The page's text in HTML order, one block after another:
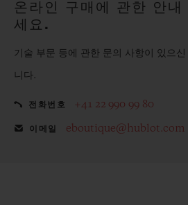
온라인 구매에 관한 안내
세요.
기술 부문 등에 관한 문의 사항이 있으
니다.
전화번호 +41 22 990 99 80
이메일 eboutique@hublot.com